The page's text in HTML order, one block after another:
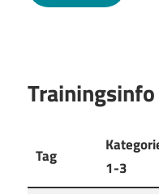
Trainingsinfo
Tag
1-3